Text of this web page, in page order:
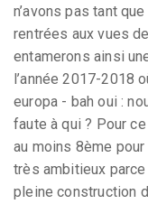
n’avons pas tant
rentrées aux vues
entamerons ainsi
l’année 2017-2018
europa - bah oui :
faute à qui ? Pour
au moins 8ème
très ambitieux parce
pleine construction